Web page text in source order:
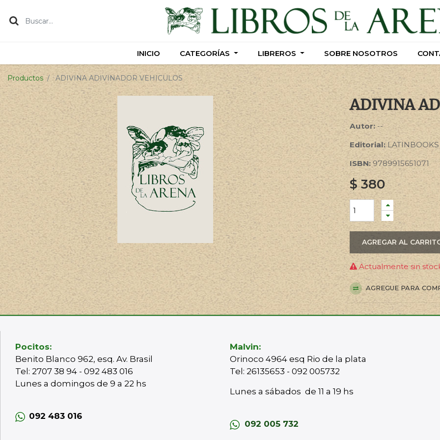
INICIO CATEGORÍAS LIBREROS SOBRE NOSOTROS
INICIO CATEGORÍAS LIBREROS SOBRE NOSOTROS
Productos ADIVINA ADIVINADOR VEHICULOS
ADIVINA
Autor: --
Editorial:LATINBOOKS
ISBN: 9789915651071
$380
AGREGAR AL
Actualmente sin
AGREGUE PARA
Pocitos:
Benito Blanco 962, esq. Av. Brasil
Tel: 2707 38 94 - 092 483 016
Lunes a domingos de 9 a 22 hs
092 483 016
Malvin:
Orinoco 4964 esq Rio de la plata
Tel: 26135653 - 092 005732
Lunes a sábados de 11 a 19 hs
092 005 732